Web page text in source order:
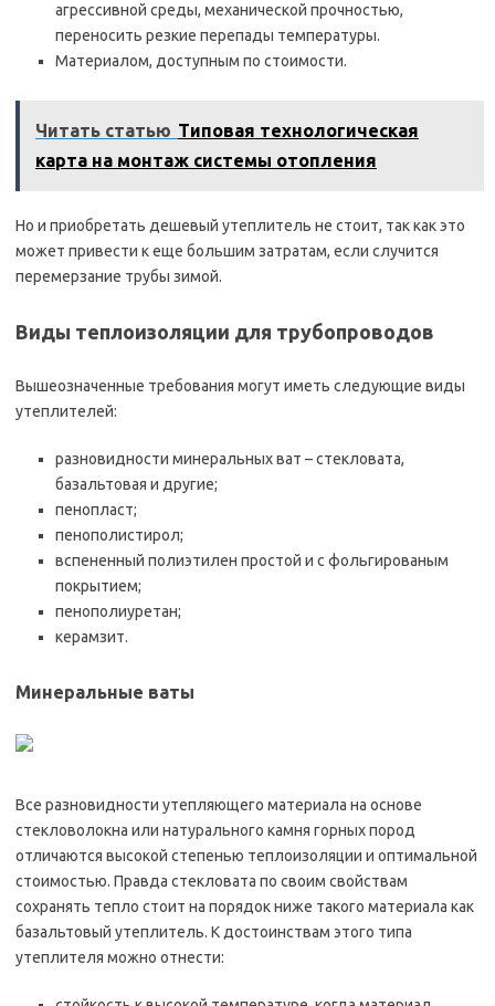
агрессивной среды, механической прочностью,
переносить резкие перепады температуры.
Материалом, доступным по стоимости.
Читать статью Типовая технологическая
карта на монтаж системы отопления
Но и приобретать дешевый утеплитель не стоит, так как это
может привести к еще большим затратам, если случится
перемерзание трубы зимой.
Виды теплоизоляции для трубопроводов
Вышеозначенные требования могут иметь следующие виды
утеплителей:
разновидности минеральных ват – стекловата,
базальтовая и другие;
пенопласт;
пенополистирол;
вспененный полиэтилен простой и с фольгированым
покрытием;
пенополиуретан;
керамзит.
Минеральные ваты
Все разновидности утепляющего материала на основе
стекловолокна или натурального камня горных пород
отличаются высокой степенью теплоизоляции и оптимальной
стоимостью. Правда стекловата по своим свойствам
сохранять тепло стоит на порядок ниже такого материала как
базальтовый утеплитель. К достоинствам этого типа
утеплителя можно отнести: